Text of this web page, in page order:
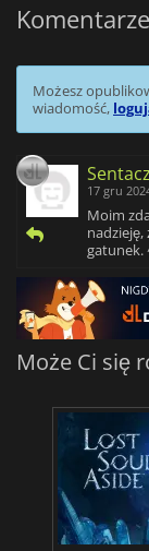
Możesz
wiadomość,
17 gru
Moim
gatunek.
Może Ci się